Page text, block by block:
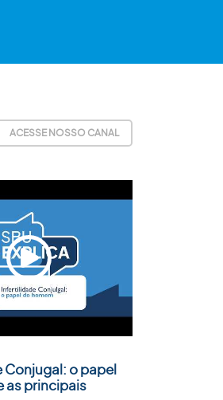
ACESSE NOSSO CANAL
o papel
as principais